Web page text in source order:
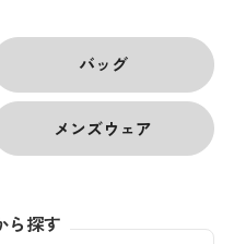
バッグ
メンズウェア
ら探す